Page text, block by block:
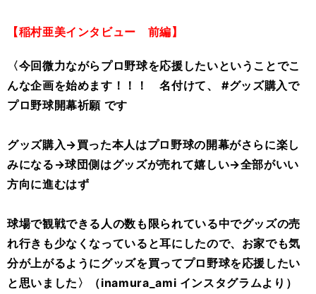
【稲村亜美インタビュー 前編】
〈今回微力ながらプロ野球を応援したいということでこ
んな企画を始めます！！！ 名付けて、 #グッズ購入で
プロ野球開幕祈願 です
グッズ購入→買った本人はプロ野球の開幕がさらに楽し
みになる→球団側はグッズが売れて嬉しい→全部がいい
方向に進むはず
球場で観戦できる人の数も限られている中でグッズの売
れ行きも少なくなっていると耳にしたので、お家でも気
分が上がるようにグッズを買ってプロ野球を応援したい
と思いました〉（inamura_ami インスタグラムより）